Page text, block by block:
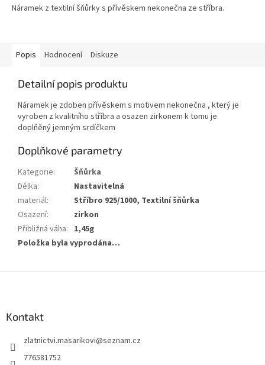
Náramek z textilní šňůrky s přívěskem nekonečna ze stříbra.
Popis Hodnocení Diskuze
Detailní popis produktu
Náramek je zdoben přívěskem s motivem nekonečna , který je
vyroben z kvalitního stříbra a osazen zirkonem k tomu je
doplňěný jemným srdíčkem
Doplňkové parametry
Kategorie:
Šňůrka
Délka:
Nastavitelná
materiál:
Stříbro 925/1000, Textilní šňůrka
Osazení:
zirkon
Přibližná váha: 1,45g
Položka byla vyprodána…
Kontakt
zlatnictvi.masarikovi@seznam.cz
776581752